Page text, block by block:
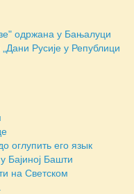
одржана у Бањалуци
Русије у Републици
оглупить его язык
Бајиној Башти
на Светском